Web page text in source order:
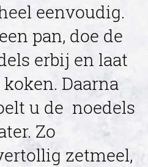
eenvoudig.
pan, doe de
erbij en laat
Daarna
u de noedels
Zo
zetmeel,